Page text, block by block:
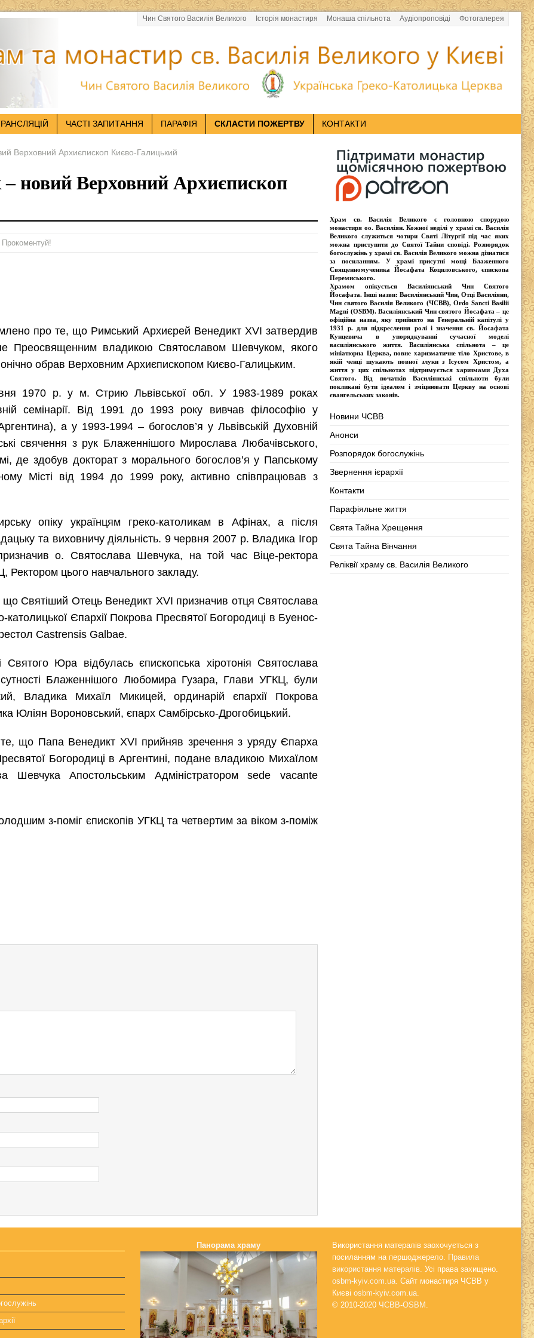
Чин Святого Василія Великого Історія монастиря Монаша спільнота Аудіопроповіді Фотогалерея
ЧАСТІ ЗАПИТАННЯ ПАРАФІЯ СКЛАСТИ ПОЖЕРТВУ КОНТАКТИ
Верховний Архиєпископ Києво-Галицький
новий Верховний Архиєпископ
про те, що Римський Архиєрей Венедикт XVI затвердив
Преосвященним владикою Святославом Шевчуком, якого
обрав Верховним Архиєпископом Києво-Галицьким.
1970 р. у м. Стрию Львівської обл. У 1983-1989 роках
семінарії. Від 1991 до 1993 року вивчав філософію у
а у 1993-1994 – богослов’я у Львівській Духовній
свячення з рук Блаженнішого Мирослава Любачівського,
де здобув докторат з морального богослов’я у Папському
Місті від 1994 до 1999 року, активно співпрацював з
опіку українцям греко-католикам в Афінах, а після
та виховничу діяльність. 9 червня 2007 р. Владика Ігор
о. Святослава Шевчука, на той час Віце-ректора
Ректором цього навчального закладу.
що Святіший Отець Венедикт XVI призначив отця Святослава
католицької Єпархії Покрова Пресвятої Богородиці в Буенос-
Castrensis Galbae.
Юра відбулась єпископська хіротонія Святослава
Блаженнішого Любомира Гузара, Глави УГКЦ, були
Владика Михаїл Микицей, ординарій єпархії Покрова
Юліян Вороновський, єпарх Самбірсько-Дрогобицький.
що Папа Венедикт XVI прийняв зречення з уряду Єпарха
Богородиці в Аргентині, подане владикою Михаїлом
Шевчука Апостольським Адміністраторомsede vacante
з-поміг єпископів УГКЦ та четвертим за віком з-поміж
Храм св. Василія Великого є головною спорудою
монастиря оо. Василіян. Кожної неділі у храмі св. Василія
Великого служиться чотири Святі Літургії під час яких
можна приступити до Святої Тайни сповіді. Розпорядок
богослужінь у храмі св. Василія Великого можна дізнатися
за посиланням. У храмі присутнімощі Блаженного
Священномученика Йосафата Коциловського, єпископа
Перемиського.
Храмом опікується Василіянський Чин Святого
Йосафата. Інші назви: Василіянський Чин, Отці Василіяни,
Чин святого Василія Великого (ЧСВВ), Ordо Sancti Basilii
Magni (OSBM). Василіянський Чин святого Йосафата – це
офіційна назва, яку прийнято на Генеральній капітулі у
1931 р. для підкреслення ролі і значення св. Йосафата
Кунцевича в упорядкуванні сучасної моделі
василіянського життя. Василіянська спільнота – це
мініатюрна Церква, повне харизматичне тіло Христове, в
якій ченці шукають повної злуки з Iсусом Христом, а
життя у цих спільнотах підтримується харизмами Духа
Святого. Від початків Василіянські спільноти були
покликані бути ідеалом і зміцнювати Церкву на основі
євангельських законів.
Новини ЧСВВ
Анонси
Розпорядок богослужінь
Звернення ієрархії
Контакти
Парафіяльне життя
Свята Тайна Хрещення
Свята Тайна Вінчання
Реліквії храму св. Василія Великого
Панорама храму
Використання матералів заохочується з
посиланням на першоджерело. Правила
використання матералів. Усі права захищено.
osbm-kyiv.com.ua. Сайт монастиря ЧСВВ у
Києвіosbm-kyiv.com.ua.
© 2010-2020 ЧСВВ-OSBM .